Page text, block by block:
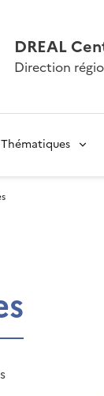
DREAL
Direction
Thématiques